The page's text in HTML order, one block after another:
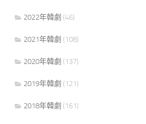
2022年韓劇 (46)
2021年韓劇 (108)
2020年韓劇 (137)
2019年韓劇 (121)
2018年韓劇 (161)